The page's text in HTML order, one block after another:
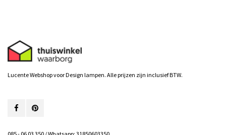
Lucente Webshop voor Design lampen. Alle prijzen zijn inclusief BTW.